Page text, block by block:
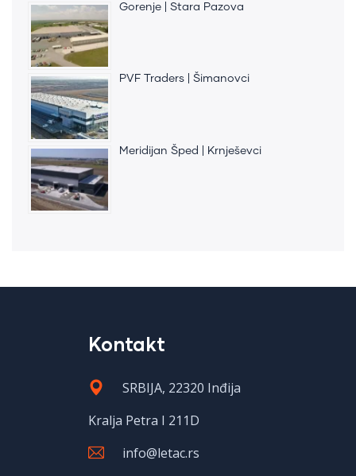
Gorenje | Stara Pazova
PVF Traders | Šimanovci
Meridijan Šped | Krnješevci
Kontakt
SRBIJA, 22320 Inđija
Kralja Petra I 211D
info@letac.rs